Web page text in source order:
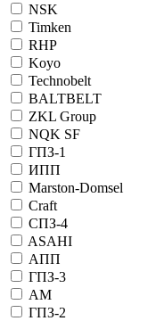
NSK
Timken
RHP
Koyo
Technobelt
BALTBELT
ZKL Group
NQK SF
ГПЗ-1
ИПП
Marston-Domsel
Craft
СПЗ-4
ASAHI
АПП
ГПЗ-3
АМ
ГПЗ-2